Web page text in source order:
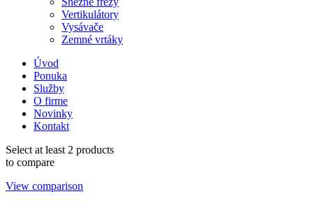
Vertikulátory
Vysávače
Zemné vrtáky
Úvod
Ponuka
Služby
O firme
Novinky
Kontakt
Select at least 2 products
to compare
View comparison